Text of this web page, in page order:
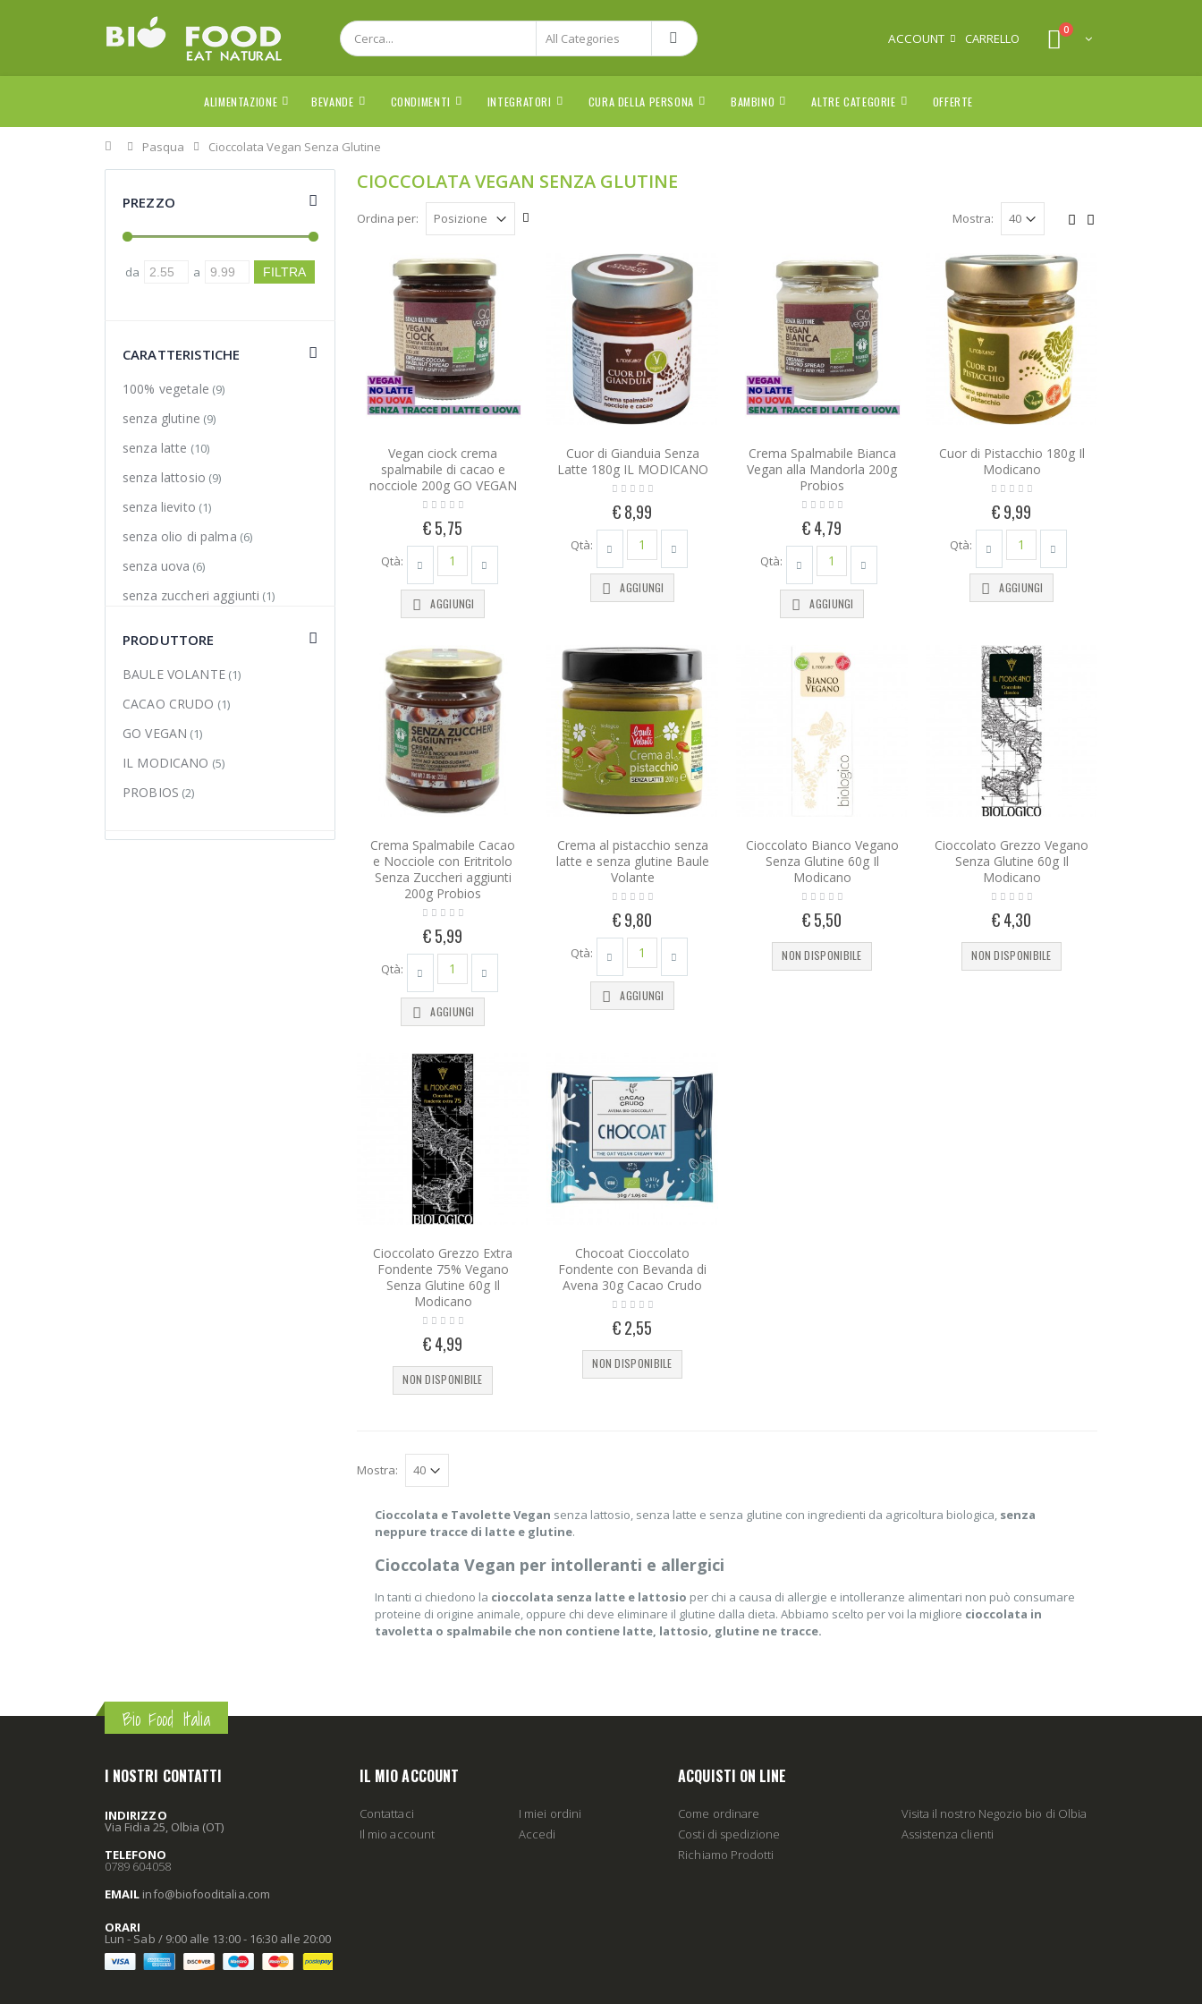
ACCOUNT CARRELLO
0
ALIMENTAZIONE BEVANDE CONDIMENTI INTEGRATORI CURA DELLA PERSONA BAMBINO ALTRE CATEGORIE OFFERTE
Home
Pasqua Cioccolata Vegan Senza Glutine
CIOCCOLATA VEGAN SENZA GLUTINE
Ordina per: Mostra:
Vegan ciock crema
spalmabile di cacao e
nocciole 200g GO VEGAN
€ 5,75
Qtà:
AGGIUNGI
Cuor di Gianduia Senza
Latte 180g IL MODICANO
€ 8,99
Qtà:
AGGIUNGI
Crema Spalmabile Bianca
Vegan alla Mandorla 200g
Probios
€ 4,79
Qtà:
AGGIUNGI
Cuor di Pistacchio 180g Il
Modicano
€ 9,99
Qtà:
AGGIUNGI
Crema Spalmabile Cacao
e Nocciole con Eritritolo
Senza Zuccheri aggiunti
200g Probios
€ 5,99
Qtà:
AGGIUNGI
Crema al pistacchio senza
latte e senza glutine Baule
Volante
€ 9,80
Qtà:
AGGIUNGI
Cioccolato Bianco Vegano
Senza Glutine 60g Il
Modicano
€ 5,50
NON DISPONIBILE
Cioccolato Grezzo Vegano
Senza Glutine 60g Il
Modicano
€ 4,30
NON DISPONIBILE
Cioccolato Grezzo Extra
Fondente 75% Vegano
Senza Glutine 60g Il
Modicano
€ 4,99
NON DISPONIBILE
Chocoat Cioccolato
Fondente con Bevanda di
Avena 30g Cacao Crudo
€ 2,55
NON DISPONIBILE
Mostra:
Cioccolata e Tavolette Vegan senza lattosio, senza latte e senza glutine con ingredienti da agricoltura biologica, senza
neppure tracce di latte e glutine.
Cioccolata Vegan per intolleranti e allergici
In tanti ci chiedono la cioccolata senza latte e lattosio per chi a causa di allergie e intolleranze alimentari non può consumare
proteine di origine animale, oppure chi deve eliminare il glutine dalla dieta. Abbiamo scelto per voi la migliore cioccolata in
tavoletta o spalmabile che non contiene latte, lattosio, glutine ne tracce.
PREZZO
da a
CARATTERISTICHE
100% vegetale (9)
senza glutine (9)
senza latte (10)
senza lattosio (9)
senza lievito (1)
senza olio di palma (6)
senza uova (6)
senza zuccheri aggiunti (1)
PRODUTTORE
BAULE VOLANTE(1)
CACAO CRUDO (1)
GO VEGAN (1)
IL MODICANO (5)
PROBIOS (2)
Bio Food Italia
I NOSTRI CONTATTI
INDIRIZZO
Via Fidia 25, Olbia (OT)
TELEFONO
0789 604058
EMAIL info@biofooditalia.com
ORARI
Lun - Sab / 9:00 alle 13:00 - 16:30 alle 20:00
IL MIO ACCOUNT
Contattaci
Il mio account
I miei ordini
Accedi
ACQUISTI ON LINE
Come ordinare
Costi di spedizione
Richiamo Prodotti
Visita il nostro Negozio bio di Olbia
Assistenza clienti